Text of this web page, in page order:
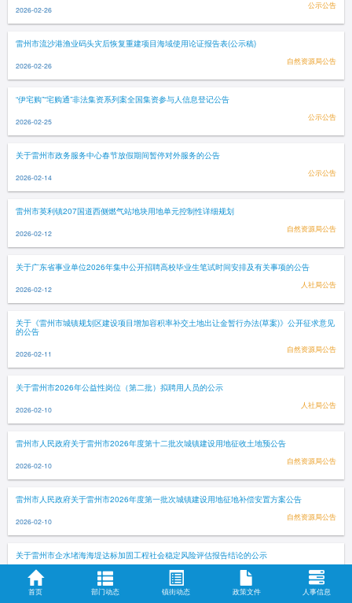
2026-02-26 公示公告
雷州市流沙港渔业码头灾后恢复重建项目海域使用论证报告表(公示稿)
2026-02-26 自然资源局公告
“伊宅购”“宅购通”非法集资系列案全国集资参与人信息登记公告
2026-02-25 公示公告
关于雷州市政务服务中心春节放假期间暂停对外服务的公告
2026-02-14 公示公告
雷州市英利镇207国道西侧燃气站地块用地单元控制性详细规划
2026-02-12 自然资源局公告
关于广东省事业单位2026年集中公开招聘高校毕业生笔试时间安排及有关事项的公告
2026-02-12 人社局公告
关于《雷州市城镇规划区建设项目增加容积率补交土地出让金暂行办法(草案)》公开征求意见
的公告
2026-02-11 自然资源局公告
关于雷州市2026年公益性岗位（第二批）拟聘用人员的公示
2026-02-10 人社局公告
雷州市人民政府关于雷州市2026年度第十二批次城镇建设用地征收土地预公告
2026-02-10 自然资源局公告
雷州市人民政府关于雷州市2026年度第一批次城镇建设用地征地补偿安置方案公告
2026-02-10 自然资源局公告
关于雷州市企水堵海海堤达标加固工程社会稳定风险评估报告结论的公示
2026-02-10
公示公告
首页
部门动态 镇街动态 政策文件 人事信息